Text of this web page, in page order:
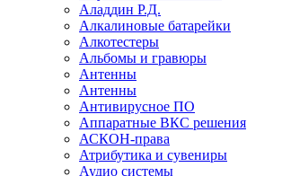
Аладдин Р.Д.
Алкалиновые батарейки
Алкотестеры
Альбомы и гравюры
Антенны
Антенны
Антивирусное ПО
Аппаратные ВКС решения
АСКОН-права
Атрибутика и сувениры
Аудио системы